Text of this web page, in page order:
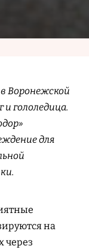
Воронежской
гололедица.
для
на
через